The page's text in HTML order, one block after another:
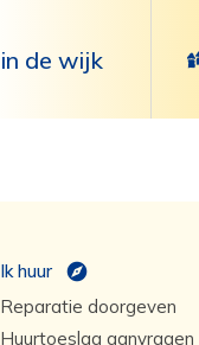
in de wijk
Ik huur
Reparatie doorgeven
Huurtoeslag aanvragen